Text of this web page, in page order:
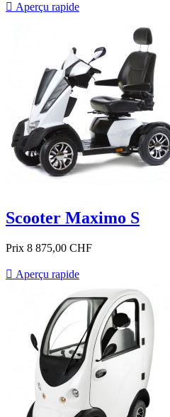
 Aperçu rapide
Scooter Maximo S
Prix 8 875,00 CHF
 Aperçu rapide